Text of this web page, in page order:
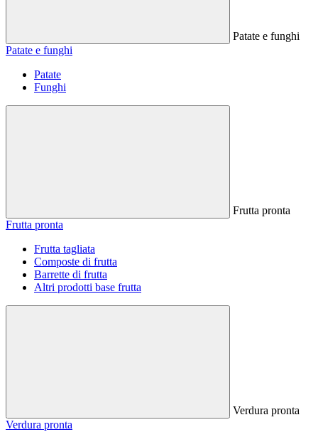
Patate e funghi
Patate e funghi
Patate
Funghi
Frutta pronta
Frutta pronta
Frutta tagliata
Composte di frutta
Barrette di frutta
Altri prodotti base frutta
Verdura pronta
Verdura pronta